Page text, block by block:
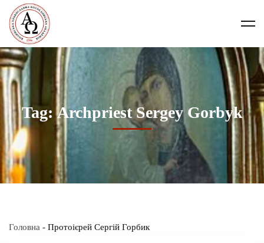
Tag: Аrchpriest Sergey Gorbyk
Головна - Протоієрей Сергій Горбик